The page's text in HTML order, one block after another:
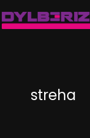
streha